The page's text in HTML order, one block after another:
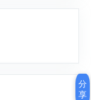
分
享